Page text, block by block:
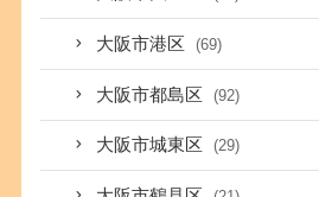
大阪市港区 (69)
大阪市都島区 (92)
大阪市城東区 (29)